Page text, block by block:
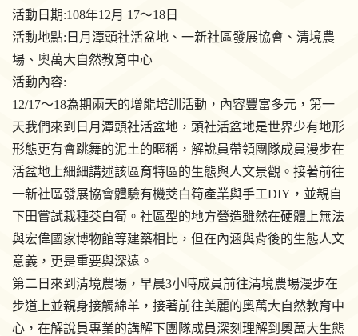
活動日期:108年12月 17～18日
活動地點:日月潭頭社活盆地、一新社區發展協會、清境農
場、奧萬大自然教育中心
活動內容:
12/17～18為期兩天的增能培訓活動，內容豐富多元，第一
天我們來到日月潭頭社活盆地，頭社活盆地是世界少有地形
形態更有會跳舞的泥土的暱稱，解說員帶領團隊成員漫步在
活盆地上細細講述該區育特區的生態與人文景觀。接著前往
一新社區發展協會體驗有機茭白筍產業與手工DIY，並親自
下田嘗試栽種茭白筍。社區型的地方營造雖然在硬體上無法
與宏偉國家博物館等建築相比，但在內涵與背後的生態人文
意義，更是重要與深遠。
第二日來到清境農場，早晨3小時成員前往清境農場漫步在
步道上並親身接觸綿羊，接著前往美麗的奧萬大自然教育中
心，在解說員專業的講解下團隊成員深刻理解到奧萬大生態